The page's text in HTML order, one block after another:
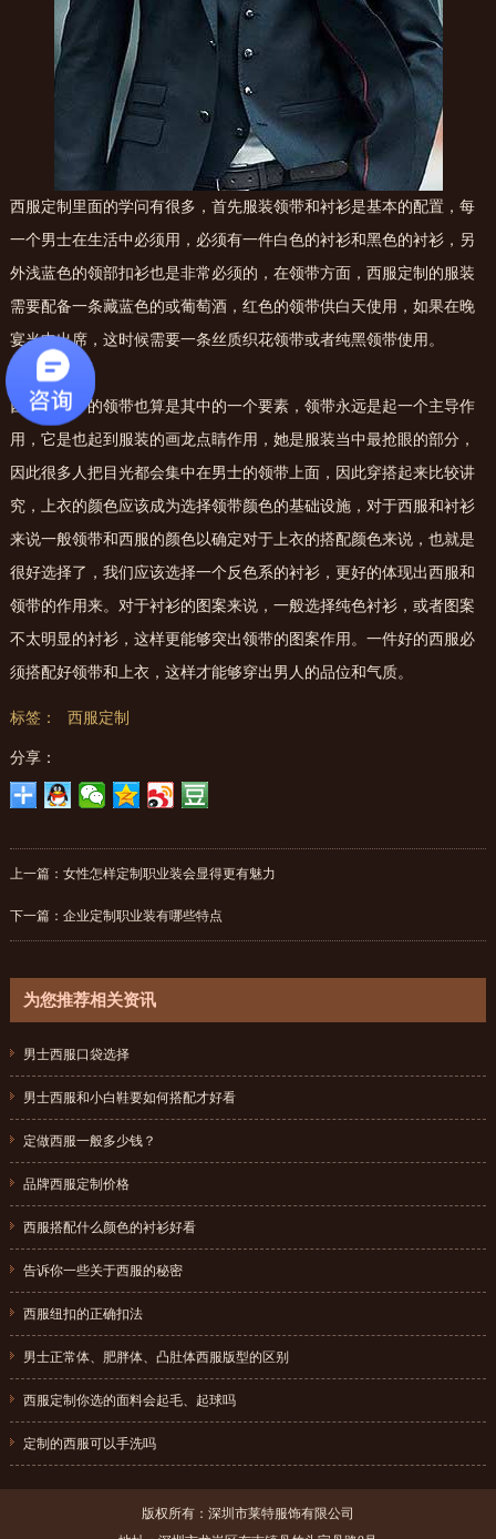
西服定制里面的学问有很多，首先服装领带和衬衫是基本的配置，每
一个男士在生活中必须用，必须有一件白色的衬衫和黑色的衬衫，另
外浅蓝色的领部扣衫也是非常必须的，在领带方面，西服定制的服装
需要配备一条藏蓝色的或葡萄酒，红色的领带供白天使用，如果在晚
宴当中出席，这时候需要一条丝质织花领带或者纯黑领带使用。
西服定制中的领带也算是其中的一个要素，领带永远是起一个主导作
用，它是也起到服装的画龙点睛作用，她是服装当中最抢眼的部分，
因此很多人把目光都会集中在男士的领带上面，因此穿搭起来比较讲
究，上衣的颜色应该成为选择领带颜色的基础设施，对于西服和衬衫
来说一般领带和西服的颜色以确定对于上衣的搭配颜色来说，也就是
很好选择了，我们应该选择一个反色系的衬衫，更好的体现出西服和
领带的作用来。对于衬衫的图案来说，一般选择纯色衬衫，或者图案
不太明显的衬衫，这样更能够突出领带的图案作用。一件好的西服必
须搭配好领带和上衣，这样才能够穿出男人的品位和气质。
标签： 西服定制
分享：
上一篇： 女性怎样定制职业装会显得更有魅力
下一篇： 企业定制职业装有哪些特点
为您推荐相关资讯
男士西服口袋选择
{dede:field.pubdate function="MyDate('Y-m-d',@me)"/}
男士西服和小白鞋要如何搭配才好看
定做西服一般多少钱？
品牌西服定制价格
{dede:field.pubdate function="MyDate('Y-m-d',@me)"/}
西服搭配什么颜色的衬衫好看
告诉你一些关于西服的秘密
西服纽扣的正确扣法
{dede:field.pubdate function="MyDate('Y-m-d',@me)"/}
男士正常体、肥胖体、凸肚体西服版型的区别
{dede:field.pubdate function="MyDate('Y-m-d',@me)"/}
西服定制你选的面料会起毛、起球吗
定制的西服可以手洗吗
版权所有：深圳市莱特服饰有限公司